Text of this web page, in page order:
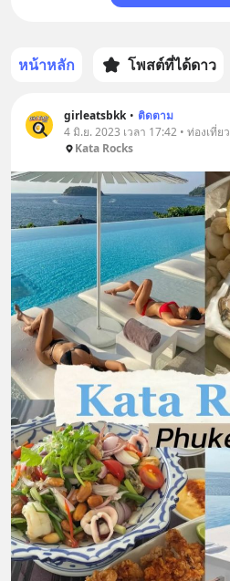
หน้าหลัก โพสต์ที่ได้ดาว
girleatsbkk • ติดตาม
4 มิ.ย. 2023 เวลา 17:42 • ท่องเที่ยว
Kata Rocks